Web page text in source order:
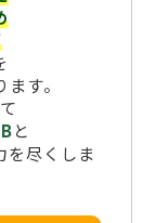
す。
と
を尽くしま